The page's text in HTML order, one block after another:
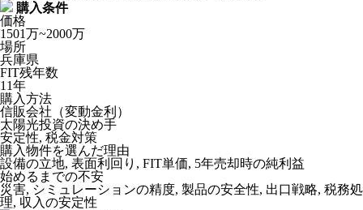
購入条件
価格
1501万~2000万
場所
兵庫県
FIT残年数
11年
購入方法
信販会社（変動金利）
太陽光投資の決め手
安定性, 税金対策
購入物件を選んだ理由
設備の立地, 表面利回り, FIT単価, 5年売却時の純利益
始めるまでの不安
災害, シミュレーションの精度, 製品の安全性, 出口戦略, 税務処
理, 収入の安定性